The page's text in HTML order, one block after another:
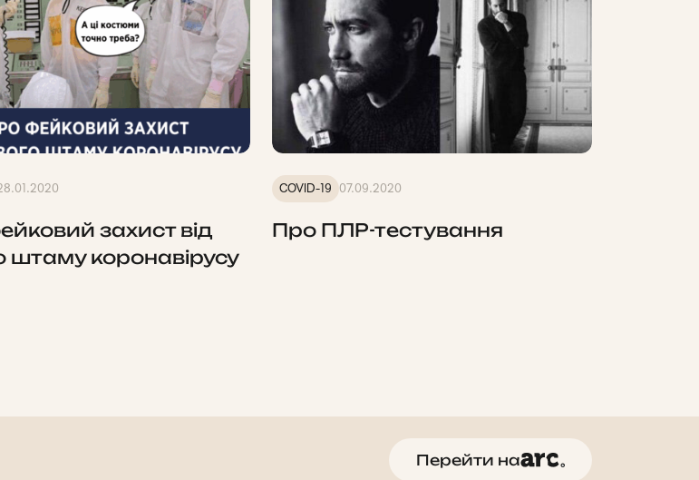
захист від
штаму коронавірусу
COVID-19 07.09.2020
Про ПЛР-тестування
Перейти на